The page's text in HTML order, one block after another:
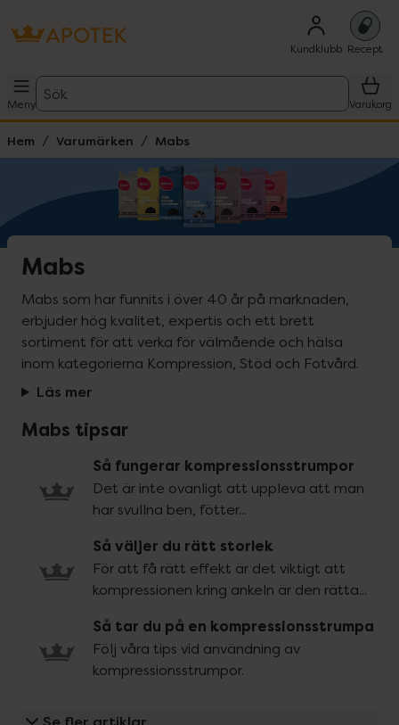
Kundklubb Recept
Meny
Sök
Varukorg
Hem Varumärken Mabs
Mabs
Mabs som har funnits i över 40 år på marknaden,
erbjuder hög kvalitet, expertis och ett brett
sortiment för att verka för välmående och hälsa
inom kategorierna Kompression, Stöd och Fotvård.
Läs mer
Mabs tipsar
Så fungerar kompressionsstrumpor
Det är inte ovanligt att uppleva att man
har svullna ben, fötter...
Så väljer du rätt storlek
För att få rätt effekt är det viktigt att
kompressionen kring ankeln är den rätta...
Så tar du på en kompressionsstrumpa
Följ våra tips vid användning av
kompressionsstrumpor.